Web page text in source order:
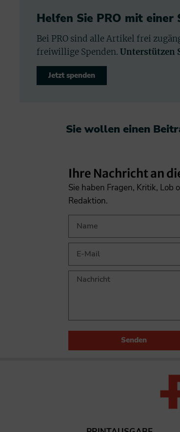
Helfen Sie PRO mit einer
Bei PRO sind alle Artikel frei
freiwillige Spenden. Unterstützen
Jetzt spenden
Sie wollen einen
Ihre Nachricht an
Sie haben Fragen, Kritik, Lob
Redaktion.
Senden